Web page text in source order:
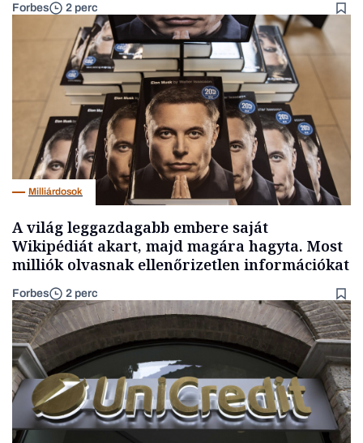
Forbes 2 perc
Milliárdosok
A világ leggazdagabb embere saját
Wikipédiát akart, majd magára hagyta. Most
milliók olvasnak ellenőrizetlen információkat
Forbes 2 perc